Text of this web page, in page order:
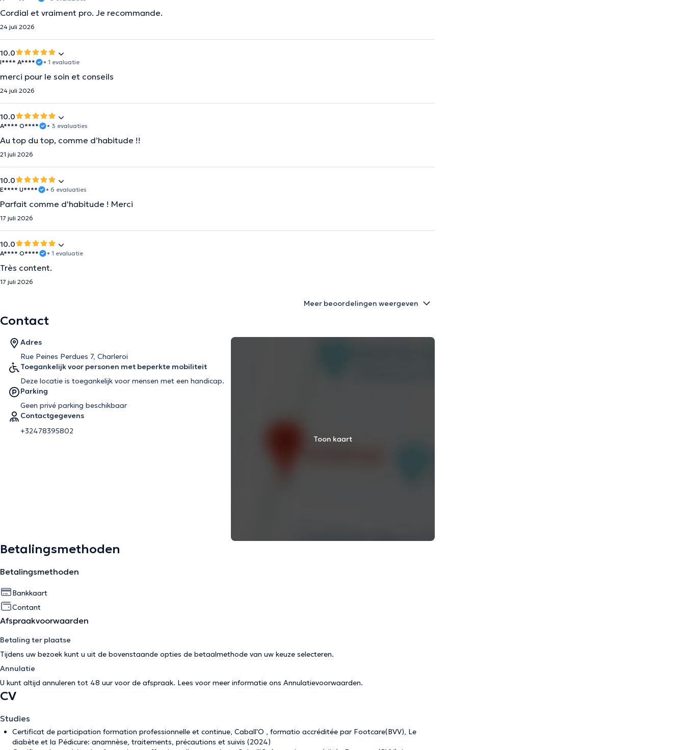
Cordial et vraiment pro. Je recommande.
24 juli 2026
10.0
I**** A**** • 1 evaluatie
merci pour le soin et conseils
24 juli 2026
10.0
A**** O**** • 3 evaluaties
Au top du top, comme d’habitude !!
21 juli 2026
10.0
E**** U**** • 6 evaluaties
Parfait comme d'habitude ! Merci
17 juli 2026
10.0
A**** O**** • 1 evaluatie
Très content.
17 juli 2026
Meer beoordelingen weergeven
Contact
Adres
Rue Peines Perdues 7, Charleroi
Toegankelijk voor personen met beperkte mobiliteit
Deze locatie is toegankelijk voor mensen met een handicap.
Parking
Geen privé parking beschikbaar
Contactgegevens
+32478395802
Toon kaart
Betalingsmethoden
Betalingsmethoden
Bankkaart
Contant
Afspraakvoorwaarden
Betaling ter plaatse
Tijdens uw bezoek kunt u uit de bovenstaande opties de betaalmethode van uw keuze selecteren.
Annulatie
U kunt altijd annuleren tot 48 uur voor de afspraak. Lees voor meer informatie ons Annulatievoorwaarden.
CV
Studies
Certificat de participation formation professionnelle et continue, Caball'O , formatio accréditée par Footcare(BVV), Le
diabète et la Pédicure: anamnèse, traitements, précautions et suivis (2024)